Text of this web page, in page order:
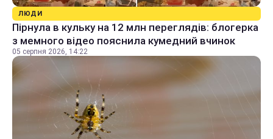
ЛЮДИ
Пірнула в кульку на 12 млн переглядів: блогерка
з мемного відео пояснила кумедний вчинок
05 серпня 2026, 14:22